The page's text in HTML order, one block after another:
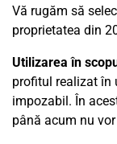
Vă rugăm să
proprietatea din
Utilizarea în
profitul realizat în
impozabil. În
până acum nu